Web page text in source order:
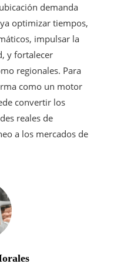
demanda
optimizar tiempos,
impulsar la
y fortalecer
regionales. Para
como un motor
convertir los
reales de
a los mercados de